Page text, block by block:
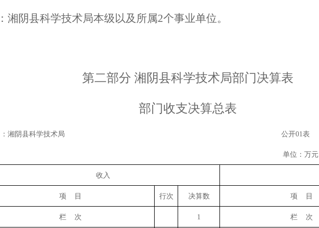
湘阴县科学技术局本级以及所属2个事业单位。
第二部分 湘阴县科学技术局部门决算表
部门收支决算总表
湘阴县科学技术局 公开01表
单位：万元
收入
项 目 行次 决算数 项 目
栏 次 1 栏 次